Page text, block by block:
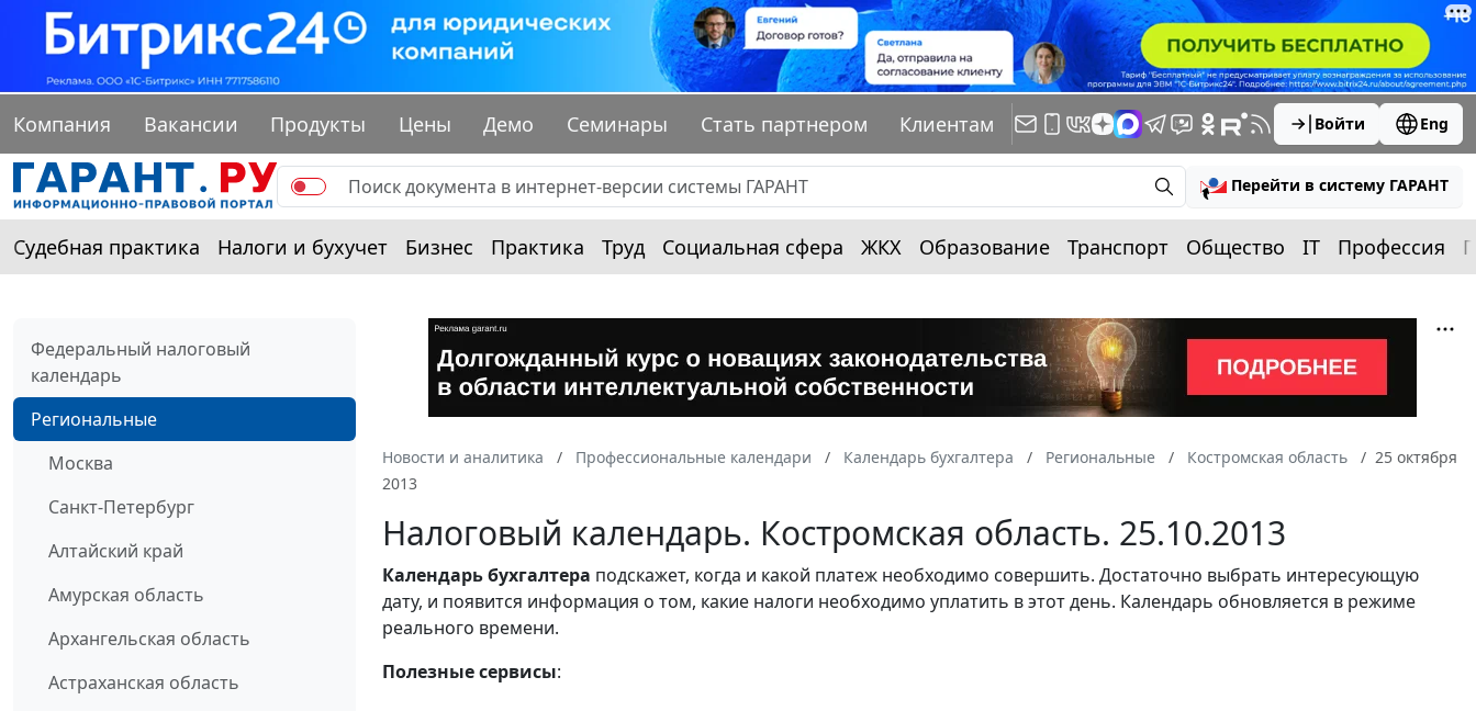
Компания Вакансии Продукты Цены Демо Семинары Стать партнером Клиентам Войти Eng
Перейти в систему ГАРАНТ
Судебная практика Налоги и бухучет Бизнес Практика Труд Социальная сфера ЖКХ Образование Транспорт Общество IT Профессия
Федеральный налоговый
календарь
Региональные
Москва
Санкт-Петербург
Алтайский край
Амурская область
Архангельская область
Астраханская область
Новости и аналитика Профессиональные календари Календарь бухгалтера Региональные Костромская область
25 октября
2013
Налоговый календарь. Костромская область. 25.10.2013
Календарьбухгалтера подскажет, когда и какой платеж необходимо совершить. Достаточно выбрать интересующую
дату, и появится информация о том, какие налоги необходимо уплатить в этот день. Календарь обновляется в режиме
реального времени.
Полезные сервисы: